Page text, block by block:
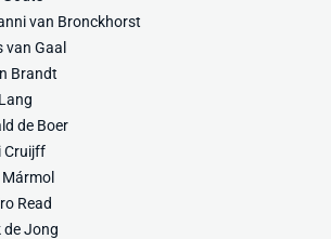
van Bronckhorst
van Gaal
Brandt
de Boer
Cruijff
Read
de Jong